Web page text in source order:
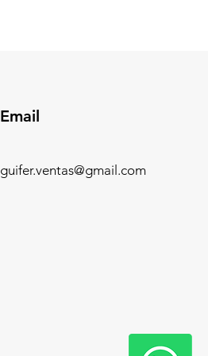
Email
guifer.ventas@gmail.com